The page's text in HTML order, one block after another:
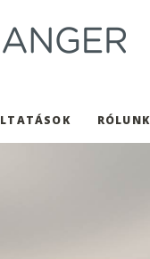
RÓLUNK